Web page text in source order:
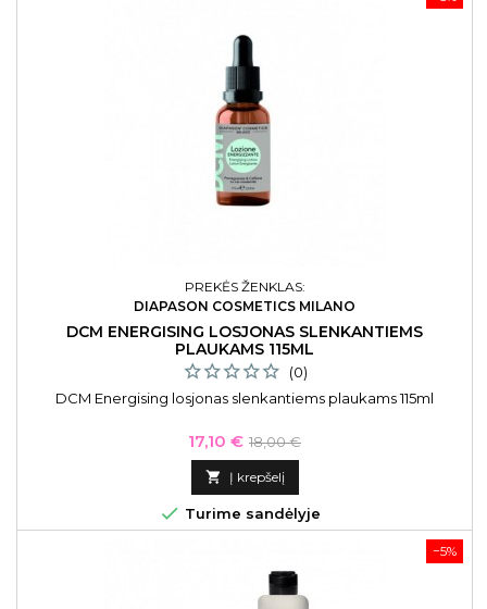
PREKĖS ŽENKLAS:
DIAPASON COSMETICS MILANO
DCM ENERGISING LOSJONAS SLENKANTIEMS
PLAUKAMS 115ML
(0)
DCM Energising losjonas slenkantiems plaukams 115ml
Kaina
17,10 € Bazinė
kaina
18,00 €
 Į krepšelį
 Turime sandėlyje
−5%